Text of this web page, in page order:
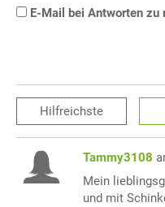
E-Mail bei Antworten
Hilfreichste
Tammy3108
Mein
und mit